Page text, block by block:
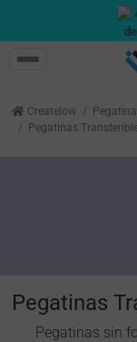
Createlow
Pegatinas
Pegatinas
Pegatinas sin